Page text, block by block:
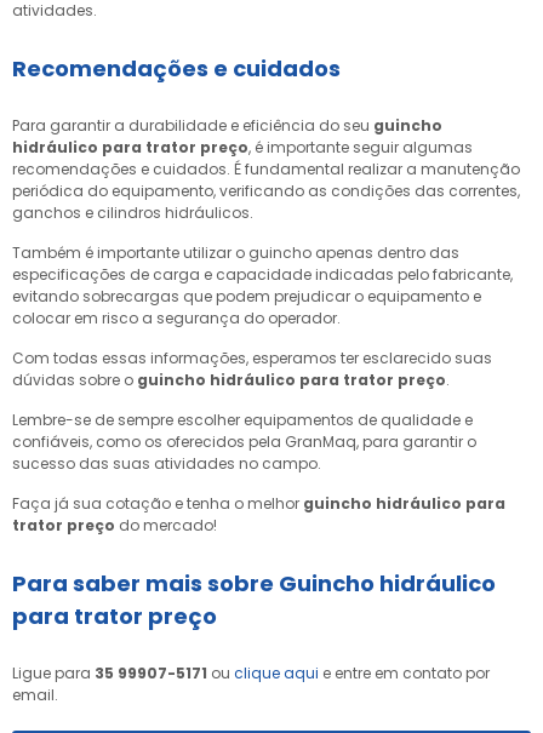
atividades.
Recomendações e cuidados
Para garantir a durabilidade e eficiência do seu guincho
hidráulico para trator preço, é importante seguir algumas
recomendações e cuidados. É fundamental realizar a manutenção
periódica do equipamento, verificando as condições das correntes,
ganchos e cilindros hidráulicos.
Também é importante utilizar o guincho apenas dentro das
especificações de carga e capacidade indicadas pelo fabricante,
evitando sobrecargas que podem prejudicar o equipamento e
colocar em risco a segurança do operador.
Com todas essas informações, esperamos ter esclarecido suas
dúvidas sobre o guincho hidráulico para trator preço.
Lembre-se de sempre escolher equipamentos de qualidade e
confiáveis, como os oferecidos pela GranMaq, para garantir o
sucesso das suas atividades no campo.
Faça já sua cotação e tenha o melhor guincho hidráulico para
trator preço do mercado!
Para saber mais sobre Guincho hidráulico
para trator preço
Ligue para 35 99907-5171 ou clique aqui e entre em contato por
email.